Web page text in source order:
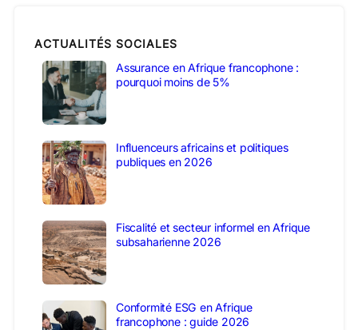
ACTUALITÉS SOCIALES
Assurance en Afrique francophone :
pourquoi moins de 5%
Influenceurs africains et politiques
publiques en 2026
Fiscalité et secteur informel en Afrique
subsaharienne 2026
Conformité ESG en Afrique
francophone : guide 2026